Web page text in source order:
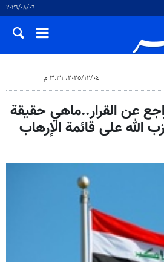
٠٦‏/٠٨‏/٢٠٢٦
٠٤‏/١٢‏/٢٠٢٥، ٣:٣١ م
عن القرار..ماهي حقيقة
الله على قائمة الإرهاب